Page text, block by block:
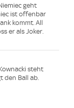
geht
ist offenbar
kommt. All
er als Joker.
steht
den Ball ab.